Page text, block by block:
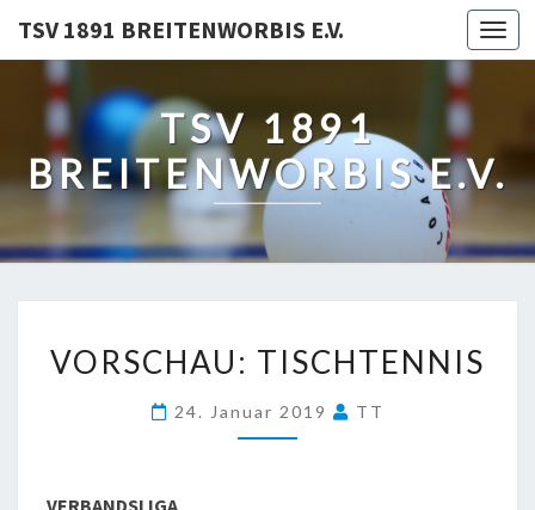
TSV 1891 BREITENWORBIS E.V.
TSV 1891
BREITENWORBIS E.V.
TISCHTENNIS
VORSCHAU: TISCHTENNIS
24. Januar 2019 TT
VERBANDSLIGA